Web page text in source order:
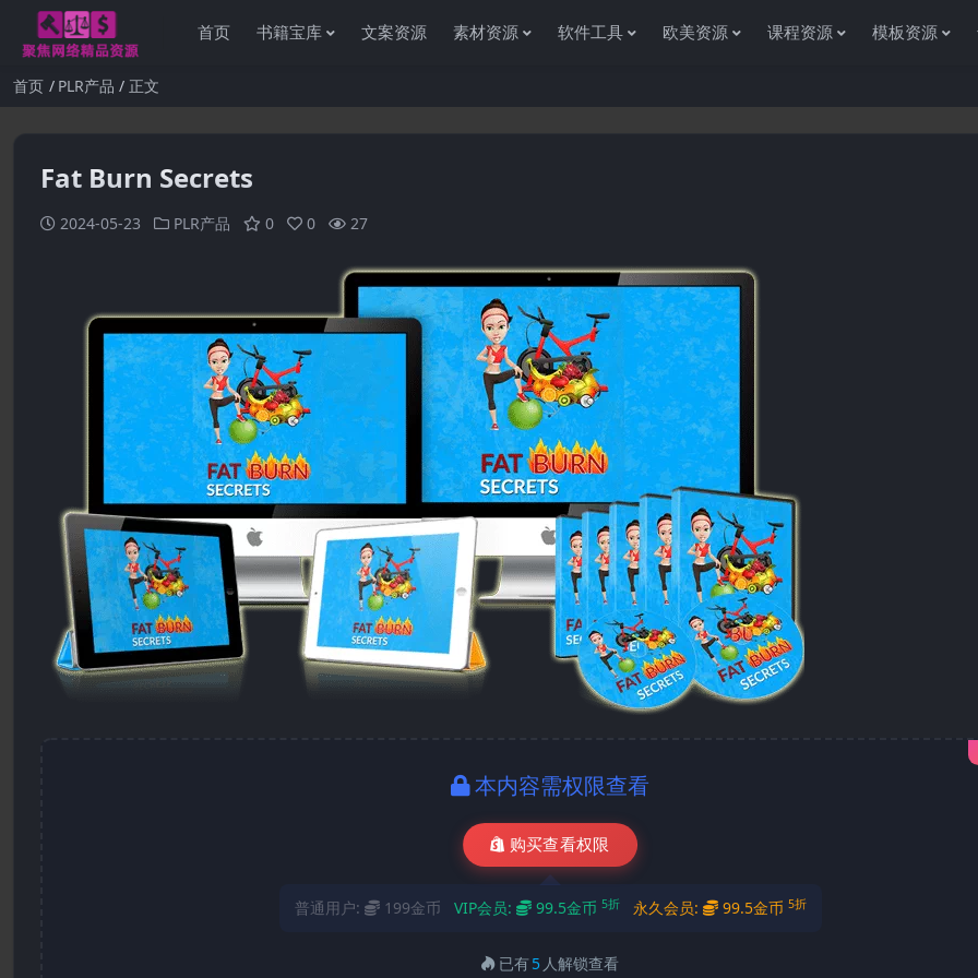
首页 书籍宝库 文案资源 素材资源 软件工具 欧美资源 课程资源 模板资源
首页 PLR产品 正文
Fat Burn Secrets
2024-05-23 PLR产品 0 0 27
本内容需权限查看
购买查看权限
普通用户: 199金币 VIP会员: 99.5金币 5折 永久会员: 99.5金币 5折
已有5 人解锁查看